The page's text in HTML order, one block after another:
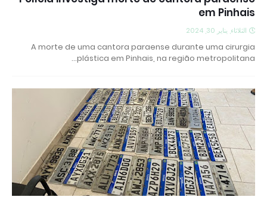
em Pinhais
الثلاثاء, يناير 30, 2024
A morte de uma cantora paraense durante uma cirurgia
plástica em Pinhais, na região metropolitana…